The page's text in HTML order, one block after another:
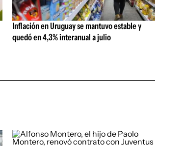
Inflación en Uruguay se mantuvo estable y
quedó en 4,3% interanual a julio